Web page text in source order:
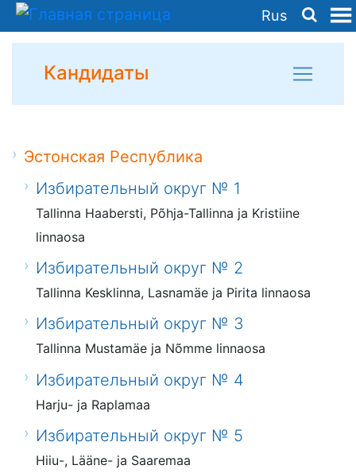
Rus
Кандидаты
Эстонская Республика
Избирательный округ № 1
Tallinna Haabersti, Põhja-Tallinna ja Kristiine
linnaosa
Избирательный округ № 2
Tallinna Kesklinna, Lasnamäe ja Pirita linnaosa
Избирательный округ № 3
Tallinna Mustamäe ja Nõmme linnaosa
Избирательный округ № 4
Harju- ja Raplamaa
Избирательный округ № 5
Hiiu-, Lääne- ja Saaremaa